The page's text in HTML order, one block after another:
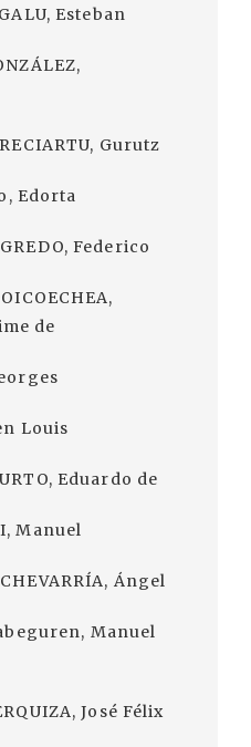
Esteban
Gurutz
Edorta
Federico
de
Louis
Eduardo de
Manuel
Ángel
Manuel
José Félix